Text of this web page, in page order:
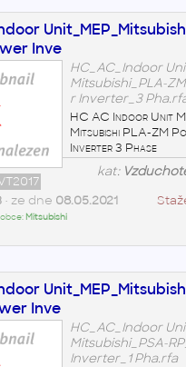
Inve
HC_AC_Indoor
Mitsubishi_PLA-
r Inverter_3
HC AC Indoor Unit
Mitsubishi PLA-ZM
Inverter 3 Phase
kat:
• ze dne 08.05.2021
Mitsubishi
Inve
HC_AC_Indoor
Mitsubishi_PSA-
Inverter_1 Pha.rfa